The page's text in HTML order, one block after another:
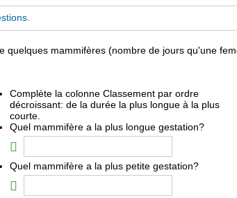
quelques mammifères (nombre de jours qu'une
Complète la colonne Classement par ordre
décroissant: de la durée la plus longue à la plus
courte.
Quel mammifère a la plus longue gestation?
Quel mammifère a la plus petite gestation?